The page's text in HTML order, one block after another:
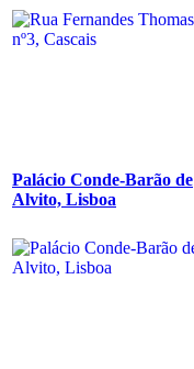
Palácio Conde-Barão de
Alvito, Lisboa